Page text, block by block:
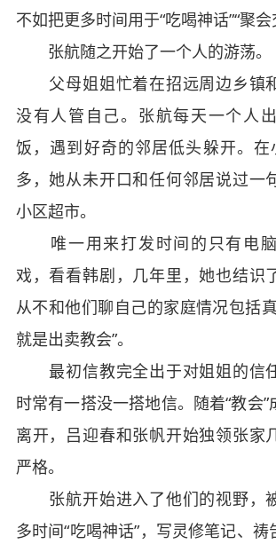
不如把更多时间用于“吃喝神话”“聚会
张航随之开始了一个人的游荡。
父母姐姐忙着在招远周边乡镇和
没有人管自己。张航每天一个人
饭，遇到好奇的邻居低头躲开。
多，她从未开口和任何邻居说过一
小区超市。
唯一用来打发时间的只有电脑
戏，看看韩剧，几年里，她也结识
从不和他们聊自己的家庭情况包括
就是出卖教会”。
最初信教完全出于对姐姐的信
时常有一搭没一搭地信。随着“教会
离开，吕迎春和张帆开始独领张家
严格。
张航开始进入了他们的视野，
多时间“吃喝神话”，写灵修笔记、